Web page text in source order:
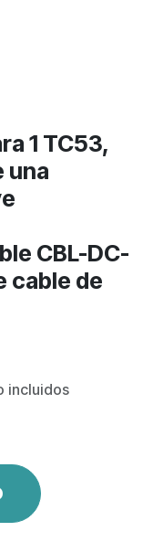
1 TC53,
una
CBL-DC-
cable de
incluidos